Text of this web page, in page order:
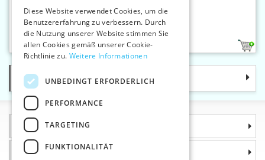
17
Zackenlitze 6,4 mm
Kategorie
Informationen
Warum sollten Sie gerade uns wählen?
ENGLISH
Diese Website verwendet Cookies, um die
Benutzererfahrung zu verbessern. Durch
die Nutzung unserer Website stimmen Sie
allen Cookies gemäß unserer Cookie-
Richtlinie zu. Weitere Informationen
UNBEDINGT ERFORDERLICH
PERFORMANCE
TARGETING
FUNKTIONALITÄT